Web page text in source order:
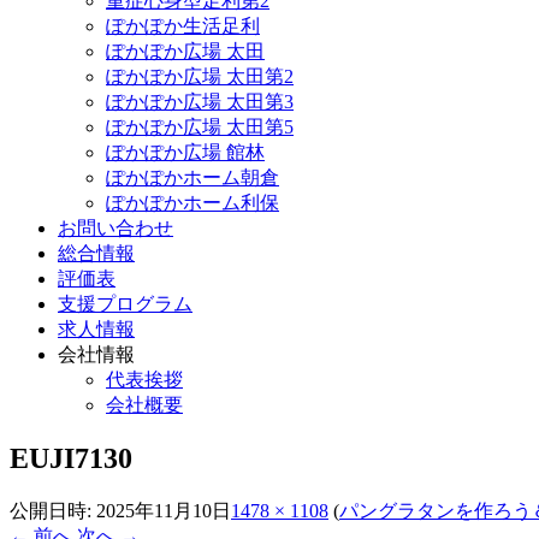
ぽかぽか生活足利
ぽかぽか広場 太田
ぽかぽか広場 太田第2
ぽかぽか広場 太田第3
ぽかぽか広場 太田第5
ぽかぽか広場 館林
ぽかぽかホーム朝倉
ぽかぽかホーム利保
お問い合わせ
総合情報
評価表
支援プログラム
求人情報
会社情報
代表挨拶
会社概要
EUJI7130
公開日時: 2025年11月10日 1478 × 1108 (パングラタンを作ろう